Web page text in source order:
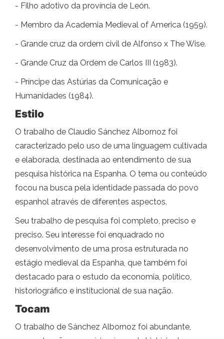
- Filho adotivo da província de León.
- Membro da Academia Medieval of America (1959).
- Grande cruz da ordem civil de Alfonso x The Wise.
- Grande Cruz da Ordem de Carlos III (1983).
- Príncipe das Astúrias da Comunicação e
Humanidades (1984).
Estilo
O trabalho de Claudio Sánchez Albornoz foi
caracterizado pelo uso de uma linguagem cultivada
e elaborada, destinada ao entendimento de sua
pesquisa histórica na Espanha. O tema ou conteúdo
focou na busca pela identidade passada do povo
espanhol através de diferentes aspectos.
Seu trabalho de pesquisa foi completo, preciso e
preciso. Seu interesse foi enquadrado no
desenvolvimento de uma prosa estruturada no
estágio medieval da Espanha, que também foi
destacado para o estudo da economia, político,
historiográfico e institucional de sua nação.
Tocam
O trabalho de Sánchez Albornoz foi abundante,